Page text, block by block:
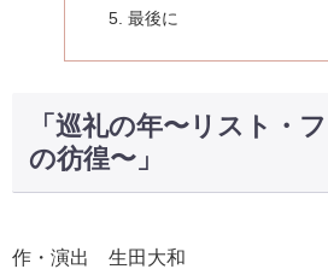
最後に
「巡礼の年〜リスト・
の彷徨〜」
作・演出 生田大和